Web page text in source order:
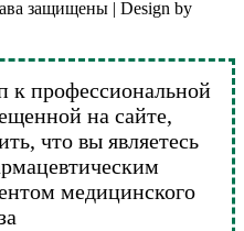
защищены | Design by
к профессиональной
на сайте,
что вы являетесь
медицинского